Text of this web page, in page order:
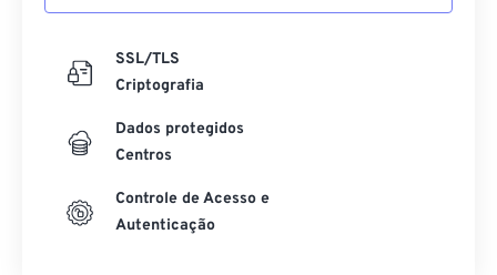
SSL/TLS
Criptografia
Dados protegidos
Centros
Controle de Acesso e
Autenticação